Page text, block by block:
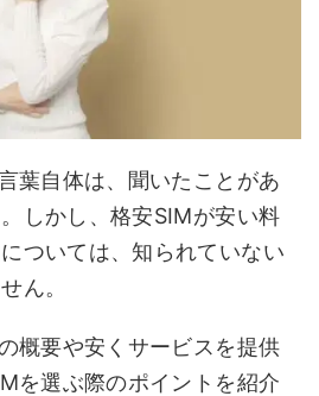
葉自体は、聞いたことがあ
しかし、格安SIMが安い料
ついては、知られていない
ん。
概要や安くサービスを提供
を選ぶ際のポイントを紹介